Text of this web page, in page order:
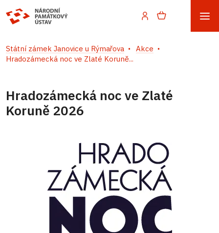
Státní zámek Janovice u Rýmařova
Akce
Hradozámecká noc ve Zlaté Koruně...
Hradozámecká noc ve Zlaté
Koruně 2026